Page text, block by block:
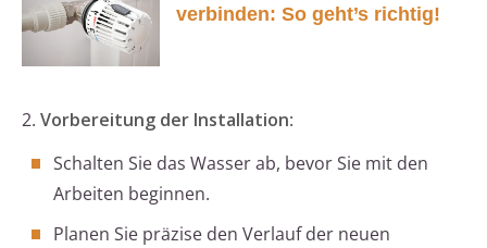
verbinden: So geht’s richtig!
2. Vorbereitung der Installation:
Schalten Sie das Wasser ab, bevor Sie mit den
Arbeiten beginnen.
Planen Sie präzise den Verlauf der neuen